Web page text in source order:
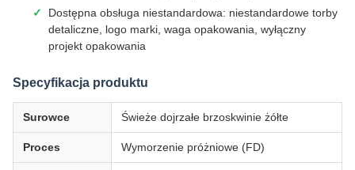
Dostępna obsługa niestandardowa: niestandardowe torby
detaliczne, logo marki, waga opakowania, wyłączny
projekt opakowania
Specyfikacja produktu
Surowce Świeże dojrzałe brzoskwinie żółte
Proces Wymorzenie próżniowe (FD)